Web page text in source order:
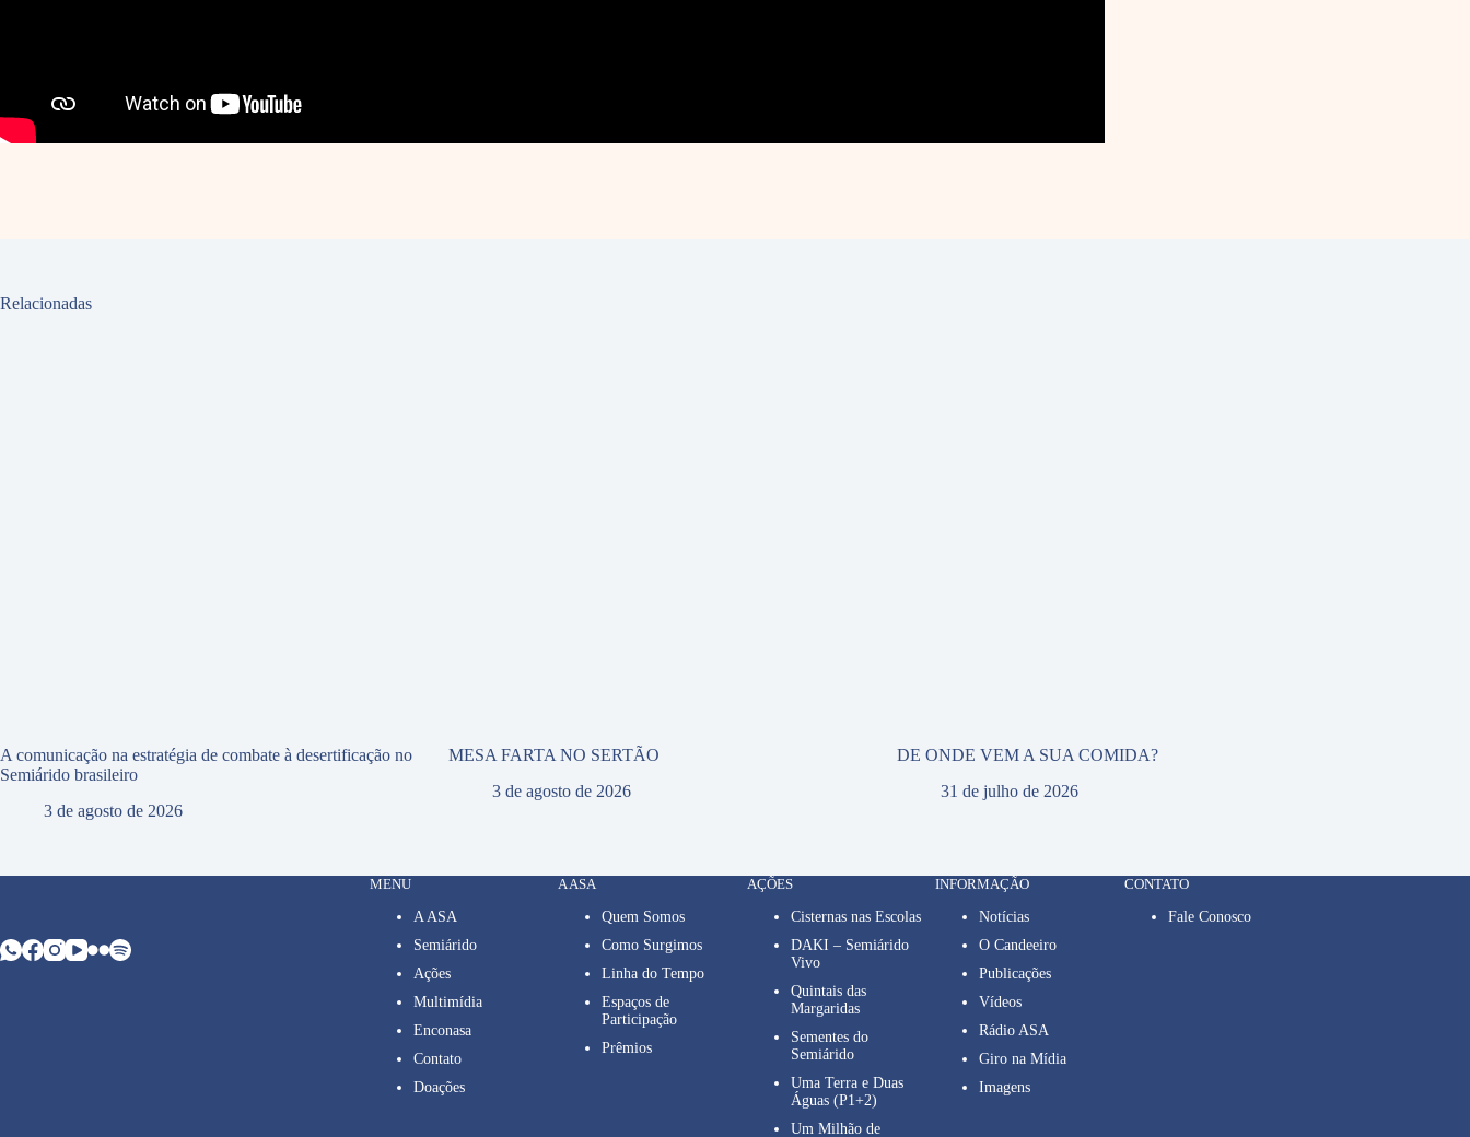
Relacionadas
A comunicação na estratégia de combate à desertificação no
Semiárido brasileiro
3 de agosto de 2026
MESA FARTA NO SERTÃO
3 de agosto de 2026
DE ONDE VEM A SUA COMIDA?
31 de julho de 2026
MENU
A ASA
Semiárido
Ações
Multimídia
Enconasa
Contato
Doações
A ASA
Quem Somos
Como Surgimos
Linha do Tempo
Espaços de
Participação
Prêmios
AÇÕES
Cisternas nas Escolas
DAKI – Semiárido
Vivo
Quintais das
Margaridas
Sementes do
Semiárido
Uma Terra e Duas
Águas (P1+2)
Um Milhão de
INFORMAÇÃO
Notícias
O Candeeiro
Publicações
Vídeos
Rádio ASA
Giro na Mídia
Imagens
CONTATO
Fale Conosco